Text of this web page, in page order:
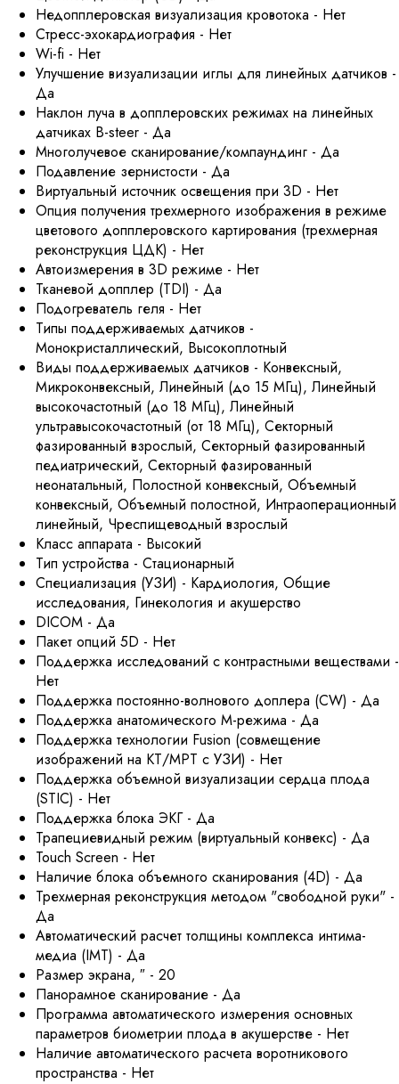
Недопплеровская визуализация кровотока - Нет
Стресс-эхокардиография - Нет
Wi-fi - Нет
Улучшение визуализации иглы для линейных датчиков -
Да
Наклон луча в допплеровских режимах на линейных
датчиках В-steer - Да
Многолучевое сканирование/компаундинг - Да
Подавление зернистости - Да
Виртуальный источник освещения при 3D - Нет
Опция получения трехмерного изображения в режиме
цветового допплеровского картирования (трехмерная
реконструкция ЦДК) - Нет
Автоизмерения в 3D режиме - Нет
Тканевой допплер (TDI) - Да
Подогреватель геля - Нет
Типы поддерживаемых датчиков -
Монокристаллический, Высокоплотный
Виды поддерживаемых датчиков - Конвексный,
Микроконвексный, Линейный (до 15 МГц), Линейный
высокочастотный (до 18 МГц), Линейный
ультравысокочастотный (от 18 МГц), Секторный
фазированный взрослый, Секторный фазированный
педиатрический, Секторный фазированный
неонатальный, Полостной конвексный, Объемный
конвексный, Объемный полостной, Интраоперационный
линейный, Чреспищеводный взрослый
Класс аппарата - Высокий
Тип устройства - Стационарный
Специализация (УЗИ) - Кардиология, Общие
исследования, Гинекология и акушерство
DICOM - Да
Пакет опций 5D - Нет
Поддержка исследований с контрастными веществами -
Нет
Поддержка постоянно-волнового доплера (CW) - Да
Поддержка анатомического М-режима - Да
Поддержка технологии Fusion (совмещение
изображений на КТ/МРТ с УЗИ) - Нет
Поддержка объемной визуализации сердца плода
(STIC) - Нет
Поддержка блока ЭКГ - Да
Трапециевидный режим (виртуальный конвекс) - Да
Touch Screen - Нет
Наличие блока объемного сканирования (4D) - Да
Трехмерная реконструкция методом "свободной руки" -
Да
Автоматический расчет толщины комплекса интима-
медиа (IMT) - Да
Размер экрана, ″ - 20
Панорамное сканирование - Да
Программа автоматического измерения основных
параметров биометрии плода в акушерстве - Нет
Наличие автоматического расчета воротникового
пространства - Нет